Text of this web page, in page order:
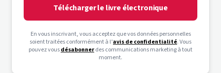
Télécharger le livre électronique
En vous inscrivant, vous acceptez que vos données personnelles
soient traitées conformément à l’avis de confidentialité. Vous
pouvez vousdésabonnerdes communications marketing à tout
moment.